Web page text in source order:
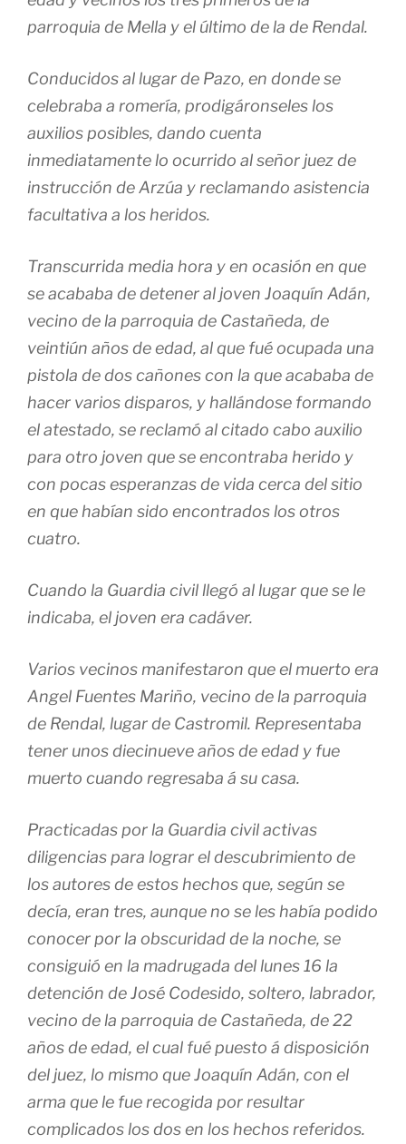
parroquia de Mella y el último de la de Rendal.
Conducidos al lugar de Pazo, en donde se
celebraba a romería, prodigáronseles los
auxilios posibles, dando cuenta
inmediatamente lo ocurrido al señor juez de
instrucción de Arzúa y reclamando asistencia
facultativa a los heridos.
Transcurrida media hora y en ocasión en que
se acababa de detener al joven Joaquín Adán,
vecino de la parroquia de Castañeda, de
veintiún años de edad, al que fué ocupada una
pistola de dos cañones con la que acababa de
hacer varios disparos, y hallándose formando
el atestado, se reclamó al citado cabo auxilio
para otro joven que se encontraba herido y
con pocas esperanzas de vida cerca del sitio
en que habían sido encontrados los otros
cuatro.
Cuando la Guardia civil llegó al lugar que se le
indicaba, el joven era cadáver.
Varios vecinos manifestaron que el muerto era
Angel Fuentes Mariño, vecino de la parroquia
de Rendal, lugar de Castromil. Representaba
tener unos diecinueve años de edad y fue
muerto cuando regresaba á su casa.
Practicadas por la Guardia civil activas
diligencias para lograr el descubrimiento de
los autores de estos hechos que, según se
decía, eran tres, aunque no se les había podido
conocer por la obscuridad de la noche, se
consiguió en la madrugada del lunes 16 la
detención de José Codesido, soltero, labrador,
vecino de la parroquia de Castañeda, de 22
años de edad, el cual fué puesto á disposición
del juez, lo mismo que Joaquín Adán, con el
arma que le fue recogida por resultar
complicados los dos en los hechos referidos.